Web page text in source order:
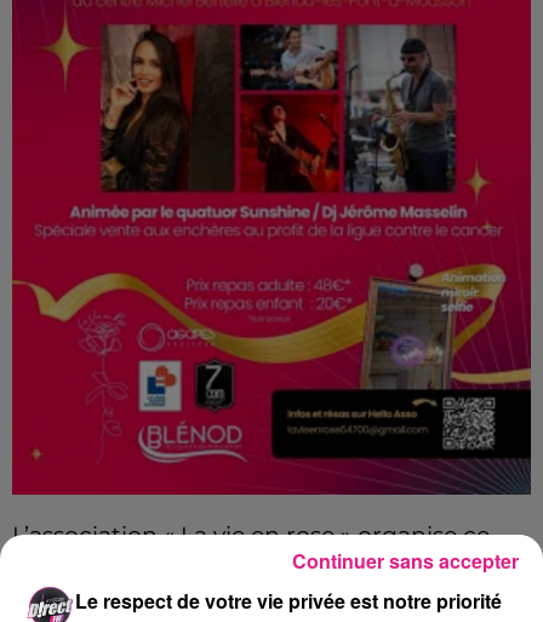
L’association « La vie en rose » organise ce
samedi 10 janvier un repas dansant au
centre Michel-Bertelle de Blénod les Pont à
Le respect de votre vie privée est notre priorité
Continuer sans accepter